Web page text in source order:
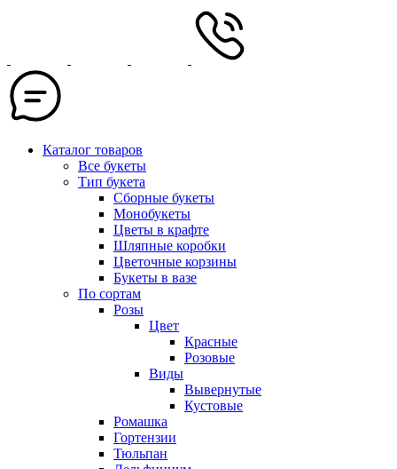
Каталог товаров
Все букеты
Тип букета
Сборные букеты
Монобукеты
Цветы в крафте
Шляпные коробки
Цветочные корзины
Букеты в вазе
По сортам
Розы
Цвет
Красные
Розовые
Виды
Вывернутые
Кустовые
Ромашка
Гортензии
Тюльпан